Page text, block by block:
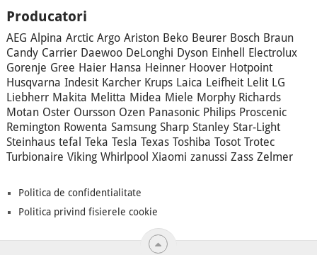
Producatori
AEG Alpina Arctic Argo Ariston Beko Beurer Bosch Braun
Candy Carrier Daewoo DeLonghi Dyson Einhell
Electrolux
Gorenje Gree Haier Hansa Heinner Hoover Hotpoint
Husqvarna Indesit Karcher Krups Laica Leifheit Lelit LG
Liebherr Makita Melitta Midea Miele Morphy Richards
Motan Oster Oursson Ozen Panasonic Philips Proscenic
Remington Rowenta Samsung Sharp Stanley Star-Light
Steinhaus tefal Teka Tesla Texas Toshiba Tosot Trotec
Turbionaire Viking Whirlpool Xiaomi zanussi Zass Zelmer
Politica de confidentialitate
Politica privind fisierele cookie